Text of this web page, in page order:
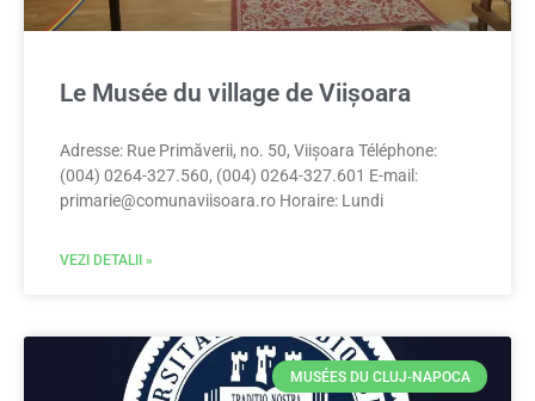
Le Musée du village de Viișoara
Adresse: Rue Primăverii, no. 50, Viișoara Téléphone:
(004) 0264-327.560, (004) 0264-327.601 E-mail:
primarie@comunaviisoara.ro Horaire: Lundi
VEZI DETALII »
MUSÉES DU CLUJ-NAPOCA